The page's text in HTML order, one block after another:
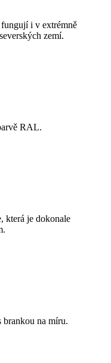
i v extrémně
zemí.
RAL.
která je dokonale
brankou na míru.